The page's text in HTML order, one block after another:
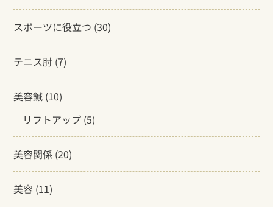
スポーツに役立つ (30)
テニス肘 (7)
美容鍼 (10)
リフトアップ (5)
美容関係 (20)
美容 (11)